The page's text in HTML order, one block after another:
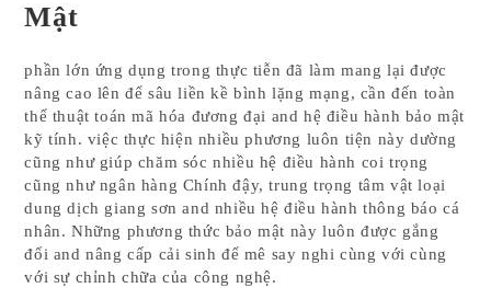
Mật
phần lớn ứng dụng trong thực tiễn đã làm mang lại được
nâng cao lên để sâu liền kề bình lặng mạng, cần đến toàn
thể thuật toán mã hóa đương đại and hệ điều hành bảo mật
kỹ tính. việc thực hiện nhiều phương luôn tiện này dường
cũng như giúp chăm sóc nhiều hệ điều hành coi trọng
cũng như ngân hàng Chính đậy, trung trọng tâm vật loại
dung dịch giang sơn and nhiều hệ điều hành thông báo cá
nhân. Những phương thức bảo mật này luôn được gắng
đổi and nâng cấp cải sinh để mê say nghi cùng với cùng
với sự chỉnh chữa của công nghệ.